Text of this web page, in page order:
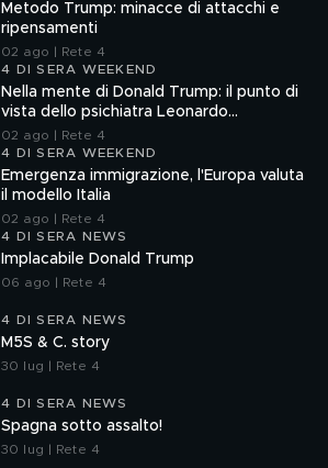
Metodo Trump: minacce di attacchi e
ripensamenti
02 ago | Rete 4
4 DI SERA WEEKEND
Nella mente di Donald Trump: il punto di
vista dello psichiatra Leonardo
Mendolicchio
02 ago | Rete 4
4 DI SERA WEEKEND
Emergenza immigrazione, l'Europa valuta
il modello Italia
02 ago | Rete 4
4 DI SERA NEWS
Implacabile Donald Trump
06 ago | Rete 4
4 DI SERA NEWS
M5S & C. story
30 lug | Rete 4
4 DI SERA NEWS
Spagna sotto assalto!
30 lug | Rete 4